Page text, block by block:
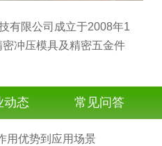
有限公司成立于2008年1
冲压模具及精密五金件
动态 常见问答
用优势到应用场景